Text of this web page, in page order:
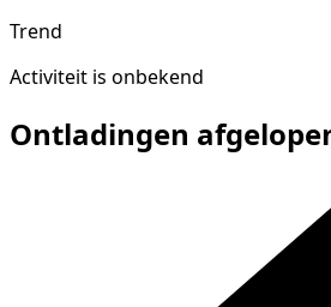
Trend
Activiteit is onbekend
Ontladingen